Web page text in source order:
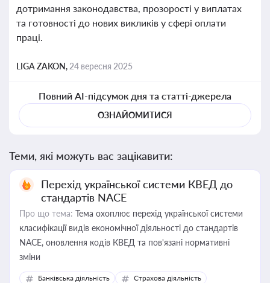
дотримання законодавства, прозорості у виплатах
та готовності до нових викликів у сфері оплати
праці.
LIGA ZAKON, 24 вересня 2025
Повний AI-підсумок дня та статті-джерела
ОЗНАЙОМИТИСЯ
Теми, які можуть вас зацікавити:
Перехід української системи КВЕД до
стандартів NACE
Про що тема: Тема охоплює перехід української системи
класифікації видів економічної діяльності до стандартів
NACE, оновлення кодів КВЕД та пов'язані нормативні
зміни
Банківська діяльність
Страхова діяльність